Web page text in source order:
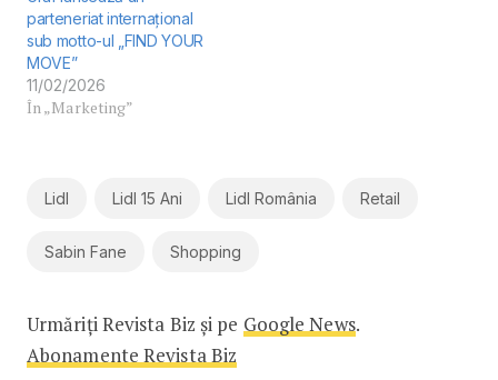
parteneriat internațional
sub motto-ul „FIND YOUR
MOVE”
11/02/2026
În „Marketing”
Lidl Lidl 15 Ani Lidl România Retail
Sabin Fane Shopping
Urmăriți Revista Biz și pe Google News.
Abonamente Revista Biz